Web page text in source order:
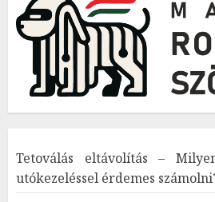
Tetoválás eltávolítás –
utókezeléssel érdemes